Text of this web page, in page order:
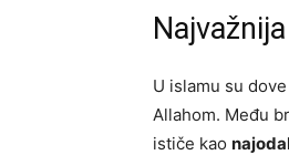
U islamu su
Allahom. Među
ističe kao